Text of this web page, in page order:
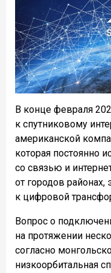
В конце февраля
к спутниковому
американской
которая постоянно
со связью и
от городов
к цифровой
Вопрос о
на протяжении
согласно
низкоорбитальная